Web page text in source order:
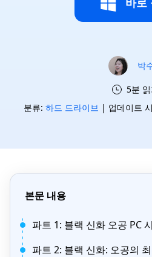
박
5분 읽
분류: 하드 드라이브 | 업데이트
본문 내용
파트 1: 블랙 신화 오공 PC
파트 2: 블랙 신화: 오공의